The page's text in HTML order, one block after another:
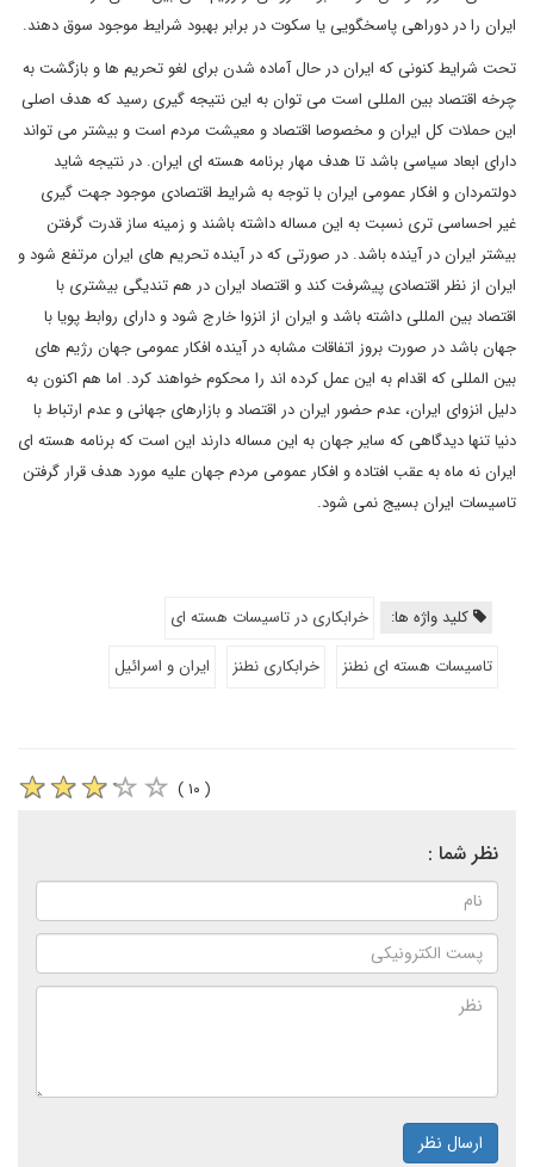
ایران را در دوراهی پاسخگویی یا سکوت در برابر بهبود شرایط موجود سوق دهند.
تحت شرایط کنونی که ایران در حال آماده شدن برای لغو تحریم ها و بازگشت به
چرخه اقتصاد بین المللی است می توان به این نتیجه گیری رسید که هدف اصلی
این حملات کل ایران و مخصوصا اقتصاد و معیشت مردم است و بیشتر می تواند
دارای ابعاد سیاسی باشد تا هدف مهار برنامه هسته ای ایران. در نتیجه شاید
دولتمردان و افکار عمومی ایران با توجه به شرایط اقتصادی موجود جهت گیری
غیر احساسی تری نسبت به این مساله داشته باشند و زمینه ساز قدرت گرفتن
بیشتر ایران در آینده باشد. در صورتی که در آینده تحریم های ایران مرتفع شود و
ایران از نظر اقتصادی پیشرفت کند و اقتصاد ایران در هم تندیگی بیشتری با
اقتصاد بین المللی داشته باشد و ایران از انزوا خارج شود و دارای روابط پویا با
جهان باشد در صورت بروز اتفاقات مشابه در آینده افکار عمومی جهان رژیم های
بین المللی که اقدام به این عمل کرده اند را محکوم خواهند کرد. اما هم اکنون به
دلیل انزوای ایران، عدم حضور ایران در اقتصاد و بازارهای جهانی و عدم ارتباط با
دنیا تنها دیدگاهی که سایر جهان به این مساله دارند این است که برنامه هسته ای
ایران نه ماه به عقب افتاده و افکار عمومی مردم جهان علیه مورد هدف قرار گرفتن
تاسیسات ایران بسیج نمی شود.
کلید واژه ها:
خرابکاری در تاسیسات هسته ای
تاسیسات هسته ای نطنز
خرابکاری نطنز ایران و اسرائیل
( ۱۰ )
نظر شما :
ارسال نظر